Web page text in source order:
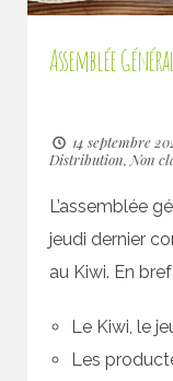
Assemblée
14 septembre
Distribution, Non
L’assemblée
jeudi dernier
au Kiwi. En bref
Le Kiwi, le
Les